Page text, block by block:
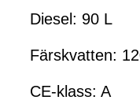
Diesel: 90 L
Färskvatten:
CE-klass: A